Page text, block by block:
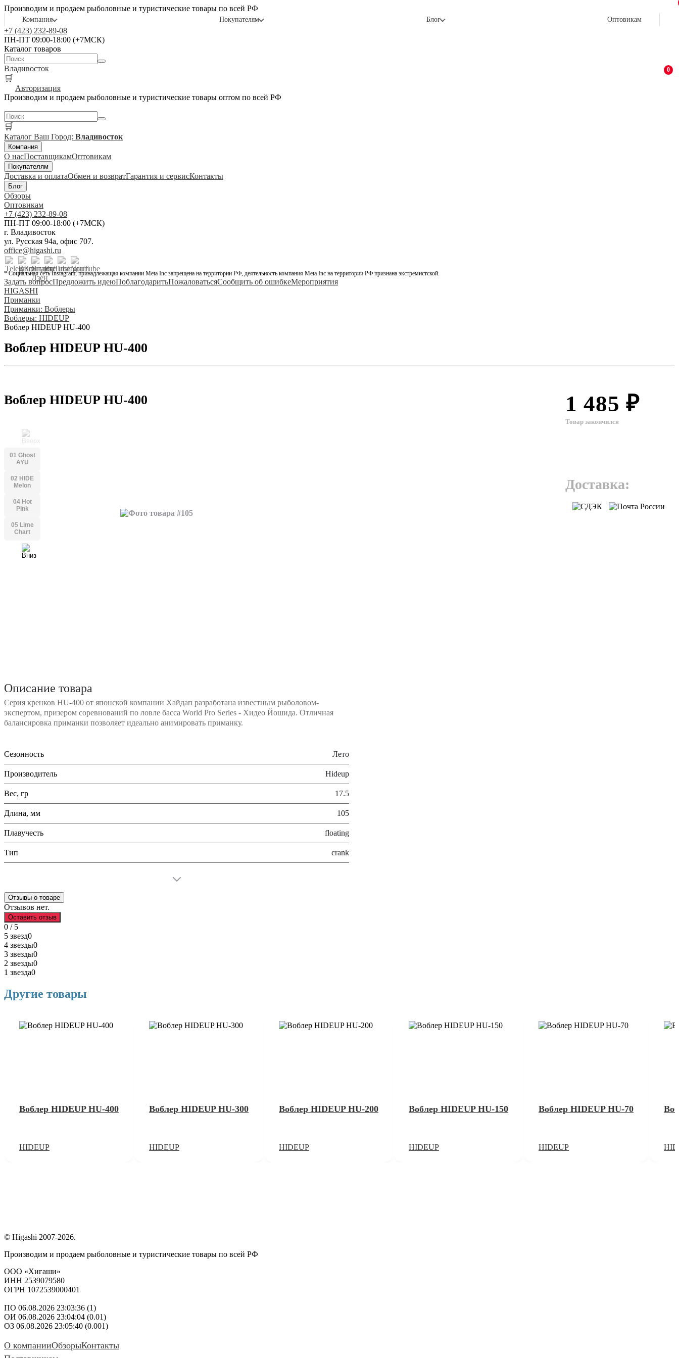
Производим и продаем рыболовные и туристические товары по всей РФ
Компания Покупателям Блог Оптовикам
+7 (423) 232-89-08
ПН-ПТ 09:00-18:00 (+7МСК)
Каталог товаров
Владивосток
🛒
0
Авторизация
Производим и продаем рыболовные и туристические товары оптом по всей РФ
🛒
Каталог Ваш Город: Владивосток
Компания
О насПоставщикамОптовикам
Покупателям
Доставка и оплатаОбмен и возвратГарантия и сервисКонтакты
Блог
Обзоры
Оптовикам
+7 (423) 232-89-08
ПН-ПТ 09:00-18:00 (+7МСК)
г. Владивосток
ул. Русская 94а, офис 707.
office@higashi.ru
* Социальная сеть Instagram, принадлежащая компании Meta Inc запрещена на территории РФ, деятельность компания Meta Inc на территории РФ признана экстремистской.
Задать вопросПредложить идеюПоблагодаритьПожаловатьсяСообщить об ошибкеМероприятия
HIGASHI
Приманки
Приманки: Воблеры
Воблеры: HIDEUP
Воблер HIDEUP HU-400
Воблер HIDEUP HU-400
01 Ghost
AYU
02 HIDE
Melon
04 Hot
Pink
05 Lime
Chart
Воблер HIDEUP HU-400 1 485 ₽
Товар закончился
Доставка:
Описание товара
Серия кренков HU-400 от японской компании Хайдап разработана известным рыболовом-
экспертом, призером соревнований по ловле басса World Pro Series - Хидео Йошида. Отличная
балансировка приманки позволяет идеально анимировать приманку.
Сезонность Лето
Производитель Hideup
Вес, гр 17.5
Длина, мм 105
Плавучесть floating
Тип crank
Отзывы о товаре
Отзывов нет.
Оставить отзыв
0 / 5
5 звезд0
4 звезды0
3 звезды0
2 звезды0
1 звезда0
Другие товары
Воблер HIDEUP HU-400
HIDEUP
Воблер HIDEUP HU-300
HIDEUP
Воблер HIDEUP HU-200
HIDEUP
Воблер HIDEUP HU-150
HIDEUP
Воблер HIDEUP HU-70
HIDEUP
© Higashi 2007-2026.
Производим и продаем рыболовные и туристические товары по всей РФ
ООО «Хигаши»
ИНН 2539079580
ОГРН 1072539000401
ПО 06.08.2026 23:03:36 (1)
ОИ 06.08.2026 23:04:04 (0.01)
ОЗ 06.08.2026 23:05:40 (0.001)
О компанииОбзорыКонтакты